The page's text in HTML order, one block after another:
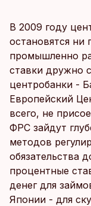
В 2009 году
остановятся
промышленно
ставки дружно
центробанки -
Европейский
всего, не
ФРС зайдут
методов
обязательства
процентные
денег для
Японии - для